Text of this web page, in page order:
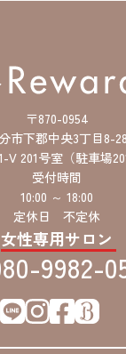
〒870-0954
市下郡中央3丁目8-28
V 201号室（駐車場
受付時間
10:00 ～ 18:00
定休日 不定休
女性専用サロン
9982-